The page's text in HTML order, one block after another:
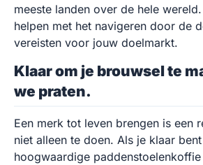
meeste landen over de hele
helpen met het navigeren door de
vereisten voor jouw doelmarkt.
Klaar om je brouwsel te
we praten.
Een merk tot leven brengen is een
niet alleen te doen. Als je klaar
hoogwaardige